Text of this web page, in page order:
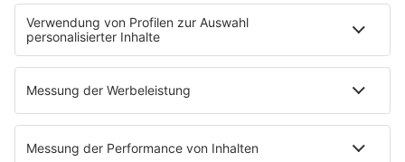
Listing
Back to the 90s
Mitmachen
Aktionen & Events
90s90s Countdown